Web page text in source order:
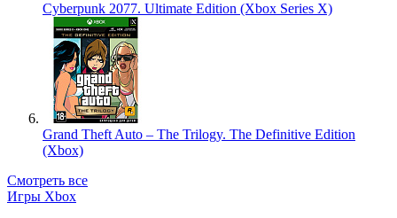
Cyberpunk 2077. Ultimate Edition (Xbox Series X)
Grand Theft Auto – The Trilogy. The Definitive Edition
(Xbox)
Смотреть все
Игры Xbox